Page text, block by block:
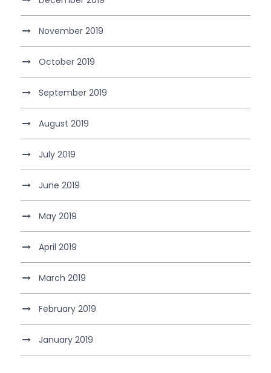
November 2019
October 2019
September 2019
August 2019
July 2019
June 2019
May 2019
April 2019
March 2019
February 2019
January 2019